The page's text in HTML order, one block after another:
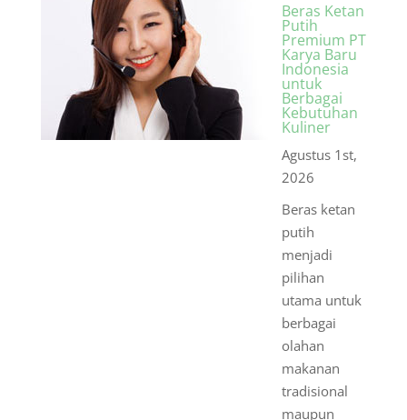
Beras Ketan
Putih
Premium PT
Karya Baru
Indonesia
untuk
Berbagai
Kebutuhan
Kuliner
Agustus 1st,
2026
Beras ketan
putih
menjadi
pilihan
utama untuk
berbagai
olahan
makanan
tradisional
maupun